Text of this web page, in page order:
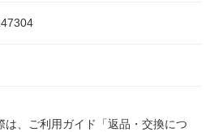
は、ご利用ガイド「返品・交換につ